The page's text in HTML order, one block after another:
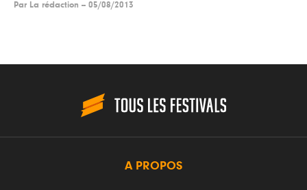
Par La rédaction -- 05/08/2013
A PROPOS